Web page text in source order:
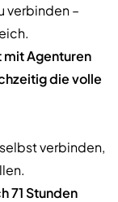
verbinden –
Agenturen
die volle
verbinden,
71 Stunden